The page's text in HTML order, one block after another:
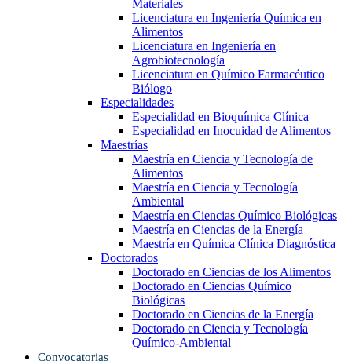
Materiales
Licenciatura en Ingeniería Química en
Alimentos
Licenciatura en Ingeniería en
Agrobiotecnología
Licenciatura en Químico Farmacéutico
Biólogo
Especialidades
Especialidad en Bioquímica Clínica
Especialidad en Inocuidad de Alimentos
Maestrías
Maestría en Ciencia y Tecnología de
Alimentos
Maestría en Ciencia y Tecnología
Ambiental
Maestría en Ciencias Químico Biológicas
Maestría en Ciencias de la Energía
Maestría en Química Clínica Diagnóstica
Doctorados
Doctorado en Ciencias de los Alimentos
Doctorado en Ciencias Químico
Biológicas
Doctorado en Ciencias de la Energía
Doctorado en Ciencia y Tecnología
Químico-Ambiental
Convocatorias